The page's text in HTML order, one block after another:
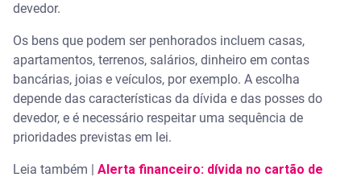
devedor.
Os bens que podem ser penhorados incluem casas,
apartamentos, terrenos, salários, dinheiro em contas
bancárias, joias e veículos, por exemplo. A escolha
depende das características da dívida e das posses do
devedor, e é necessário respeitar uma sequência de
prioridades previstas em lei.
Leia também | Alerta financeiro: dívida no cartão de